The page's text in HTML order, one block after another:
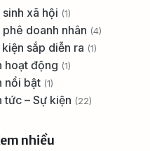
sinh xã hội (1)
phê doanh nhân (4)
sắp diễn ra (1)
hoạt động (1)
nổi bật (1)
tức – Sự kiện (22)
nhiều